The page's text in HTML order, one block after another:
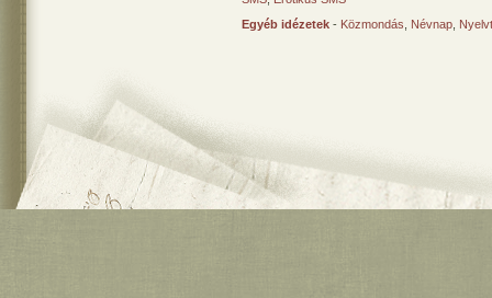
Egyéb idézetek - Közmondás Névnap